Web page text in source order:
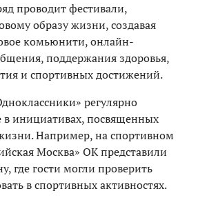
проводит фестивали,
образу жизни, создавая
комьюнити, онлайн-
поддержания здоровья,
и спортивных достижений.
регулярно
в инициативах, посвященных
Например, на спортивном
Москва» ОК представили
где гости могли проверить
в спортивных активностях.